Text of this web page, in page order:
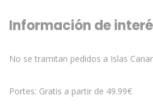
Información de
No se tramitan pedidos a Islas
Portes: Gratis a partir de 49.99€